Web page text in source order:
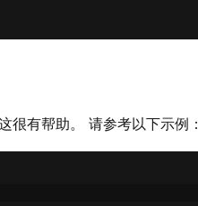
很有帮助。 请参考以下示例：